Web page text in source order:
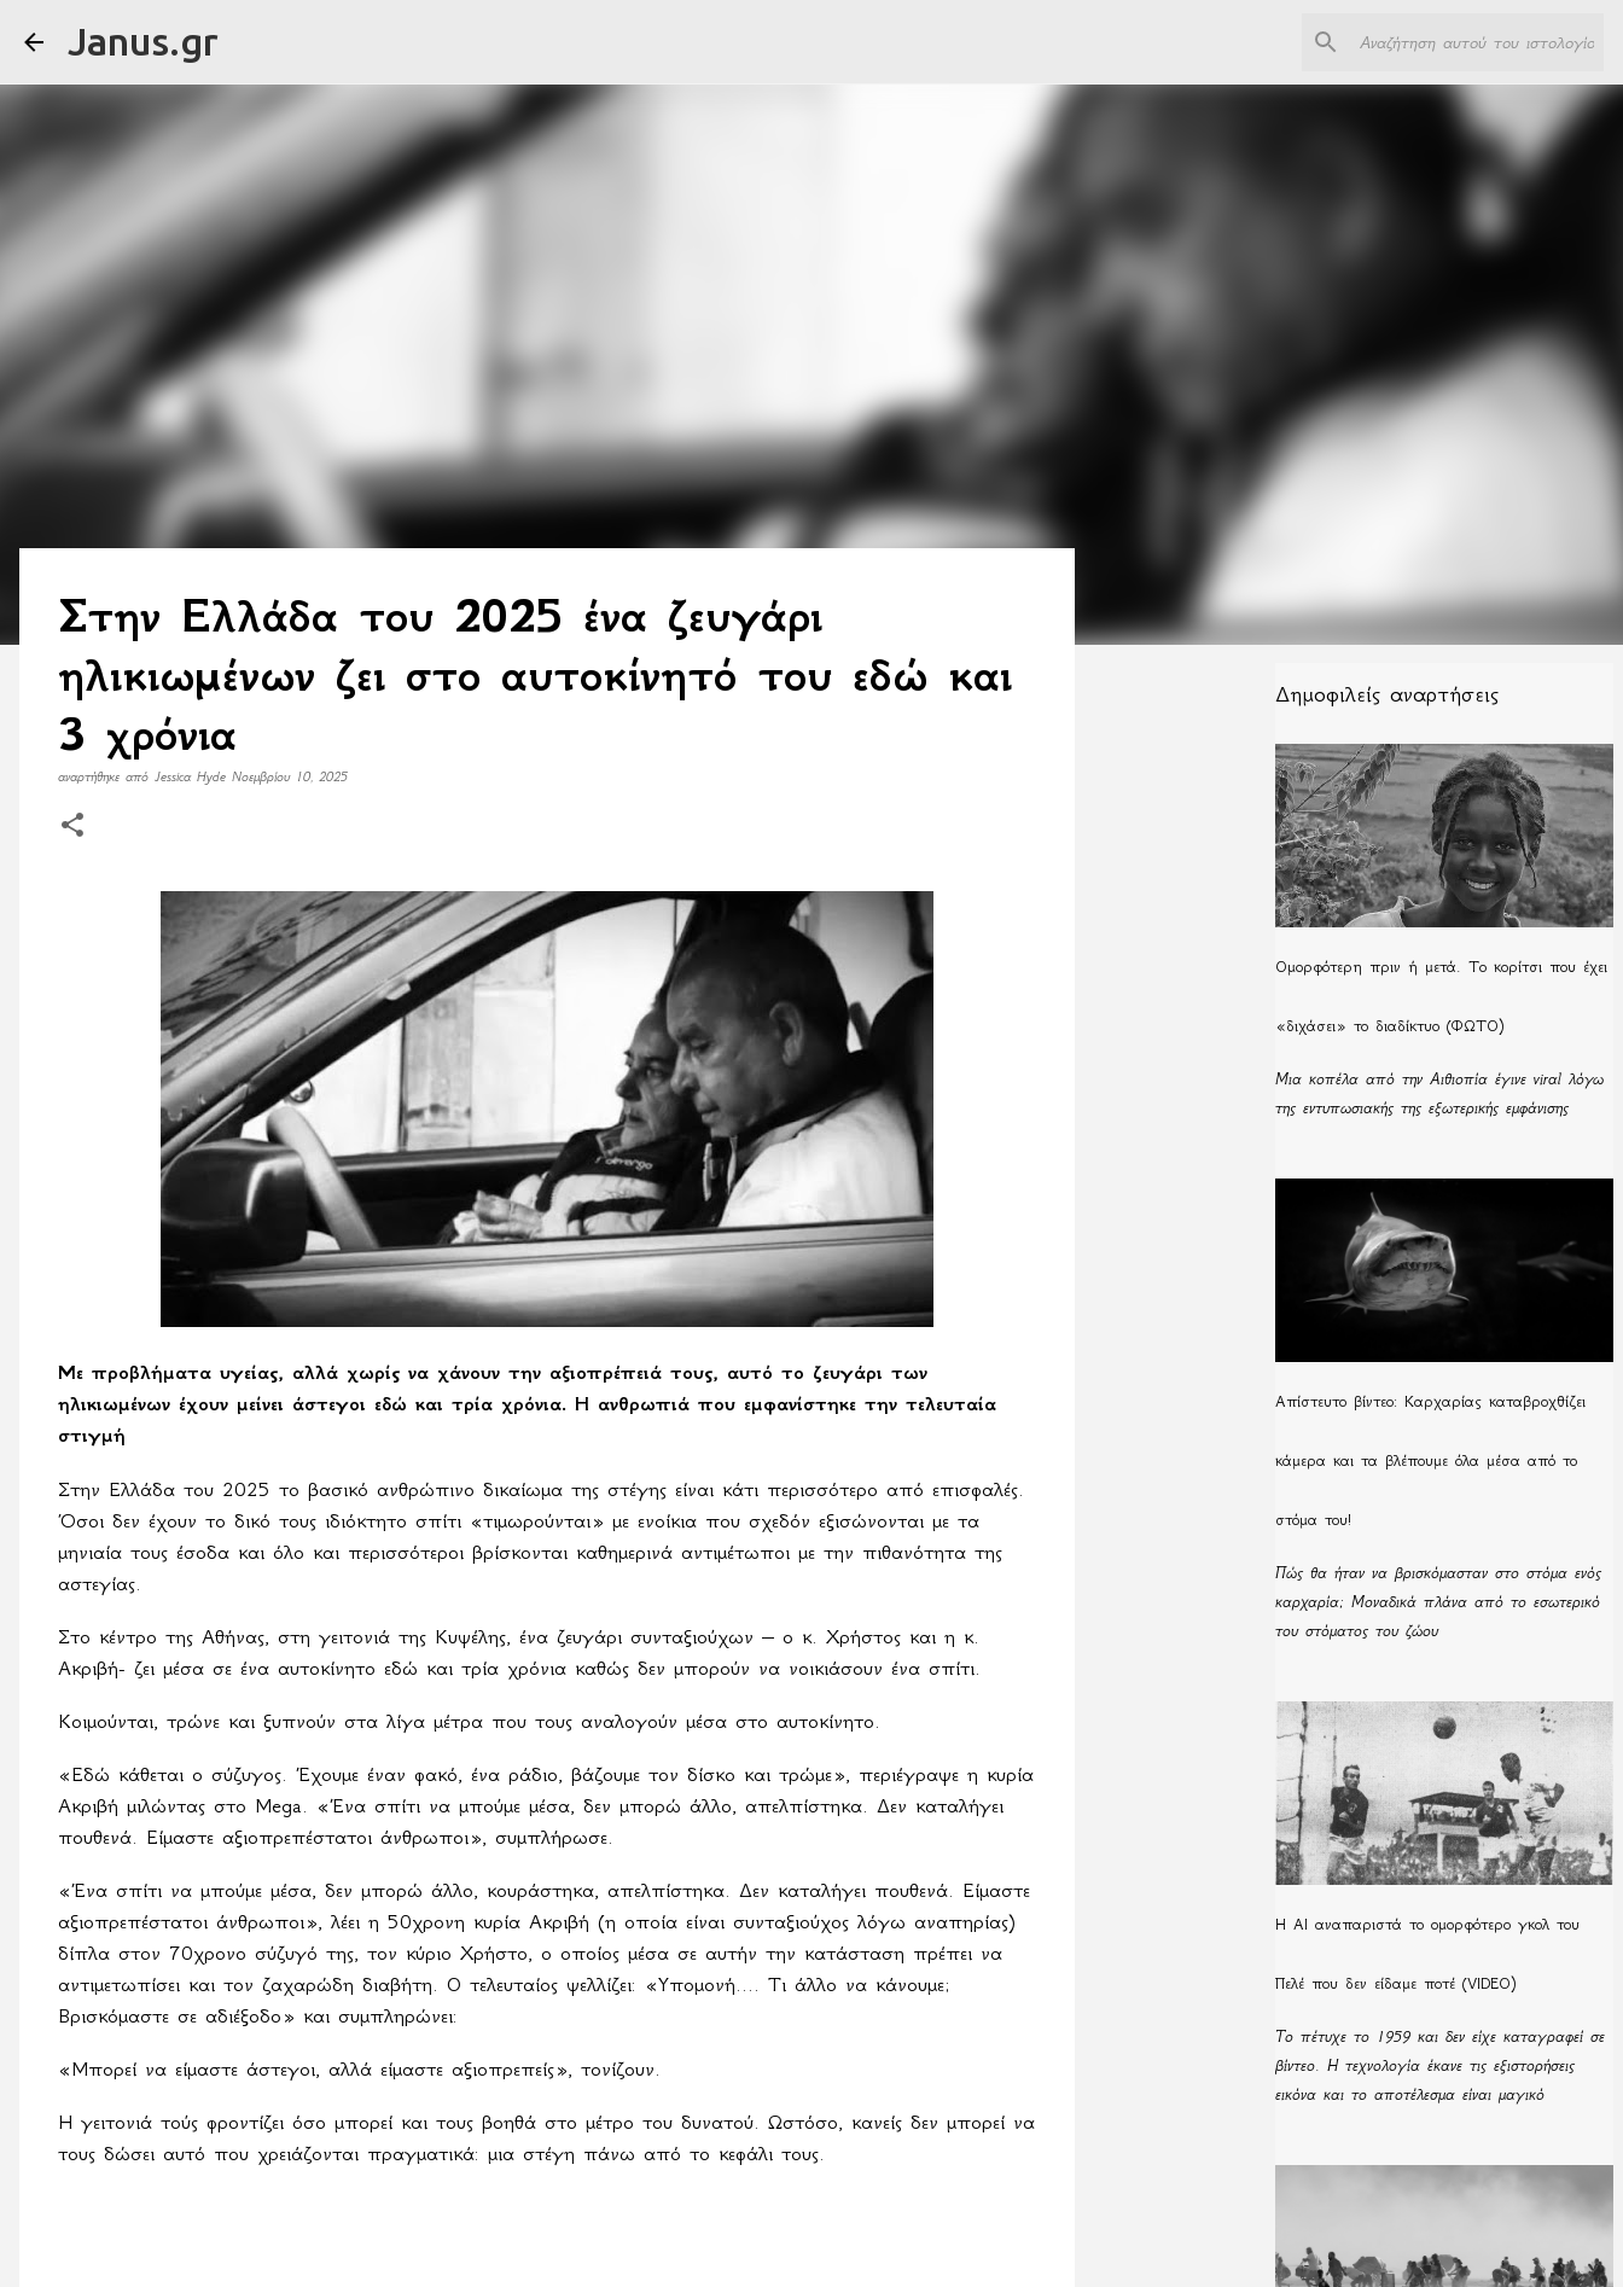
Janus.gr
Στην Ελλάδα του 2025 ένα ζευγάρι
ηλικιωμένων ζει στο αυτοκίνητό του εδώ και
3 χρόνια
αναρτήθηκε από Jessica Hyde Νοεμβρίου 10, 2025
Με προβλήματα υγείας, αλλά χωρίς να χάνουν την αξιοπρέπειά τους, αυτό το ζευγάρι των
ηλικιωμένων έχουν μείνει άστεγοι εδώ και τρία χρόνια. Η ανθρωπιά που εμφανίστηκε την τελευταία
στιγμή
Στην Ελλάδα του 2025 το βασικό ανθρώπινο δικαίωμα της στέγης είναι κάτι περισσότερο από επισφαλές.
Όσοι δεν έχουν το δικό τους ιδιόκτητο σπίτι «τιμωρούνται» με ενοίκια που σχεδόν εξισώνονται με τα
μηνιαία τους έσοδα και όλο και περισσότεροι βρίσκονται καθημερινά αντιμέτωποι με την πιθανότητα της
αστεγίας.
Στο κέντρο της Αθήνας, στη γειτονιά της Κυψέλης, ένα ζευγάρι συνταξιούχων – ο κ. Χρήστος και η κ.
Ακριβή- ζει μέσα σε ένα αυτοκίνητο εδώ και τρία χρόνια καθώς δεν μπορούν να νοικιάσουν ένα σπίτι.
Κοιμούνται, τρώνε και ξυπνούν στα λίγα μέτρα που τους αναλογούν μέσα στο αυτοκίνητο.
«Εδώ κάθεται ο σύζυγος. Έχουμε έναν φακό, ένα ράδιο, βάζουμε τον δίσκο και τρώμε», περιέγραψε η κυρία
Ακριβή μιλώντας στο Mega. «Ένα σπίτι να μπούμε μέσα, δεν μπορώ άλλο, απελπίστηκα. Δεν καταλήγει
πουθενά. Είμαστε αξιοπρεπέστατοι άνθρωποι», συμπλήρωσε.
«Ένα σπίτι να μπούμε μέσα, δεν μπορώ άλλο, κουράστηκα, απελπίστηκα. Δεν καταλήγει πουθενά. Είμαστε
αξιοπρεπέστατοι άνθρωποι», λέει η 50χρονη κυρία Ακριβή (η οποία είναι συνταξιούχος λόγω αναπηρίας)
δίπλα στον 70χρονο σύζυγό της, τον κύριο Χρήστο, ο οποίος μέσα σε αυτήν την κατάσταση πρέπει να
αντιμετωπίσει και τον ζαχαρώδη διαβήτη. Ο τελευταίος ψελλίζει: «Υπομονή.... Τι άλλο να κάνουμε;
Βρισκόμαστε σε αδιέξοδο» και συμπληρώνει:
«Μπορεί να είμαστε άστεγοι, αλλά είμαστε αξιοπρεπείς», τονίζουν.
Η γειτονιά τούς φροντίζει όσο μπορεί και τους βοηθά στο μέτρο του δυνατού. Ωστόσο, κανείς δεν μπορεί να
τους δώσει αυτό που χρειάζονται πραγματικά: μια στέγη πάνω από το κεφάλι τους.
Δημοφιλείς αναρτήσεις
Ομορφότερη πριν ή μετά. Το κορίτσι που έχει
«διχάσει» το διαδίκτυο (ΦΩΤΟ)
Μια κοπέλα από την Αιθιοπία έγινε viral λόγω
της εντυπωσιακής της εξωτερικής εμφάνισης
Απίστευτο βίντεο: Καρχαρίας καταβροχθίζει
κάμερα και τα βλέπουμε όλα μέσα από το
στόμα του!
Πώς θα ήταν να βρισκόμασταν στο στόμα ενός
καρχαρία; Μοναδικά πλάνα από το εσωτερικό
του στόματος του ζώου
Η ΑΙ αναπαριστά το ομορφότερο γκολ του
Πελέ που δεν είδαμε ποτέ (VIDEO)
Το πέτυχε το 1959 και δεν είχε καταγραφεί σε
βίντεο. Η τεχνολογία έκανε τις εξιστορήσεις
εικόνα και το αποτέλεσμα είναι μαγικό